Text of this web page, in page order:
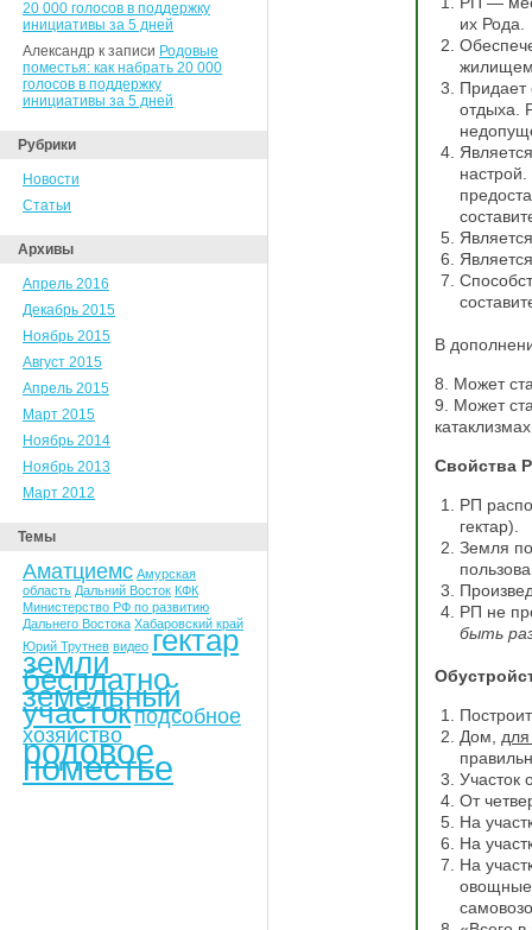
20 000 голосов в поддержку
инициативы за 5 дней
Александр к записи Родовые
поместья: как набрать 20 000
голосов в поддержку
инициативы за 5 дней
Рубрики
Новости
Статьи
Архивы
Апрель 2016
Декабрь 2015
Ноябрь 2015
Август 2015
Апрель 2015
Март 2015
Ноябрь 2014
Ноябрь 2013
Март 2012
Темы
Аматциемс Амурская
область Дальний Восток КФК
Министерство РФ по развитию
Дальнего Востока Хабаровский край
Юрий Трутнев видео гектар
земли
бесплатно
земельный
участокподсобное
хозяйство
родовое
поместье
их Рода.
Придает
отдыха.
В
8. Может
9. Может
Свойства
РП
гектар).
Земля
РП не
быть
Дом,
Участок
От
На
На
На
овощные